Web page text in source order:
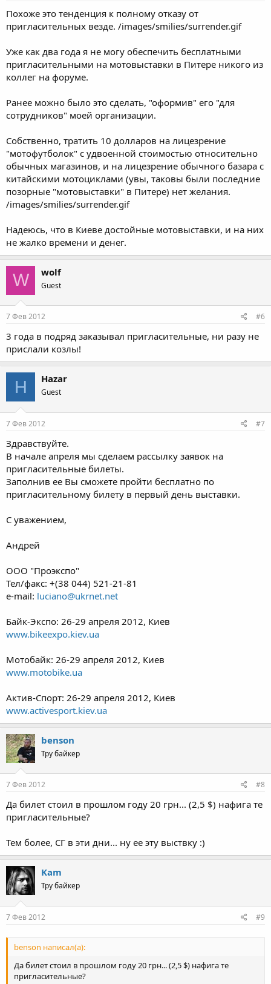
Похоже это тенденция к полному отказу от
пригласительных везде. /images/smilies/surrender.gif
Уже как два года я не могу обеспечить бесплатными
пригласительными на мотовыставки в Питере никого из
коллег на форуме.
Ранее можно было это сделать, "оформив" его "для
сотрудников" моей организации.
Собственно, тратить 10 долларов на лицезрение
"мотофутболок" с удвоенной стоимостью относительно
обычных магазинов, и на лицезрение обычного базара с
китайскими мотоциклами (увы, таковы были последние
позорные "мотовыставки" в Питере) нет желания.
/images/smilies/surrender.gif
Надеюсь, что в Киеве достойные мотовыставки, и на них
не жалко времени и денег.
W wolf
Guest
7 Фев 2012 #6
3 года в подряд заказывал пригласительные, ни разу не
прислали козлы!
H Hazar
Guest
7 Фев 2012 #7
Здравствуйте.
В начале апреля мы сделаем рассылку заявок на
пригласительные билеты.
Заполнив ее Вы сможете пройти бесплатно по
пригласительному билету в первый день выставки.
С уважением,
Андрей
ООО "Проэкспо"
Тел/факс: +(38 044) 521-21-81
e-mail: luciano@ukrnet.net
Байк-Экспо: 26-29 апреля 2012, Киев
www.bikeexpo.kiev.ua
Мотобайк: 26-29 апреля 2012, Киев
www.motobike.ua
Актив-Спорт: 26-29 апреля 2012, Киев
www.activesport.kiev.ua
benson
Тру байкер
7 Фев 2012 #8
Да билет стоил в прошлом году 20 грн... (2,5 $) нафига те
пригласительные?
Тем более, СГ в эти дни... ну ее эту выствку :)
Kam
Тру байкер
7 Фев 2012 #9
benson написал(а):
Да билет стоил в прошлом году 20 грн... (2,5 $) нафига те
пригласительные?